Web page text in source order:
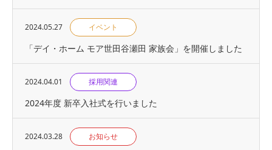
2024.05.27 イベント
「デイ・ホーム モア世田谷瀬田 家族会」を開催しました
2024.04.01 採用関連
2024年度 新卒入社式を行いました
2024.03.28 お知らせ